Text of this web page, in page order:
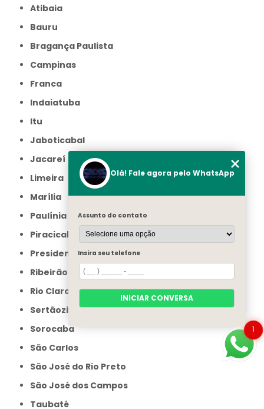
Atibaia
Bauru
Bragança Paulista
Campinas
Franca
Indaiatuba
Itu
Jaboticabal
Jacareí
Limeira
Marília
Paulínia
Piracicaba
Presidente Prudente
Ribeirão Preto
Rio Claro
Sertãozinho
Sorocaba
São Carlos
São José do Rio Preto
São José dos Campos
Taubaté
1
Olá! Fale agora pelo WhatsApp
Assunto do contato
Insira seu telefone
INICIAR CONVERSA